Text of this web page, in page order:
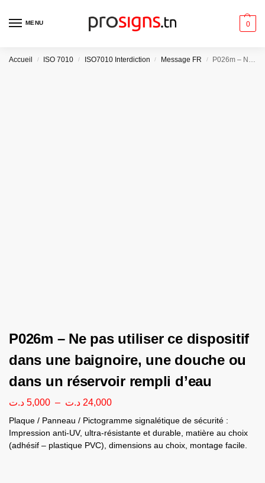
MENU 0
Accueil / ISO 7010 / ISO7010 Interdiction / Message FR / P026m – Ne pas utiliser ce dispositif dans une baignoire, une douche ou dans un réservoir rempli d’eau
P026m – Ne pas utiliser ce dispositif
dans une baignoire, une douche ou
dans un réservoir rempli d’eau
5,000 د.ت – 24,000 د.ت
Plaque / Panneau / Pictogramme signalétique de sécurité :
Impression anti-UV, ultra-résistante et durable, matière au choix
(adhésif – plastique PVC), dimensions au choix, montage facile.